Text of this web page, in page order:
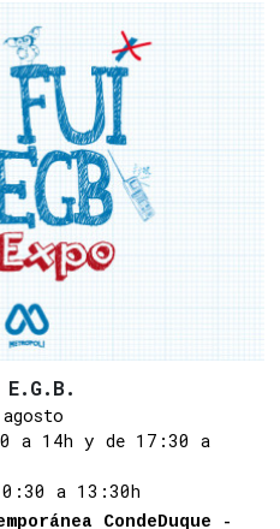
E.G.B.
a 14h y de 17:30 a
a 13:30h
CondeDuque -